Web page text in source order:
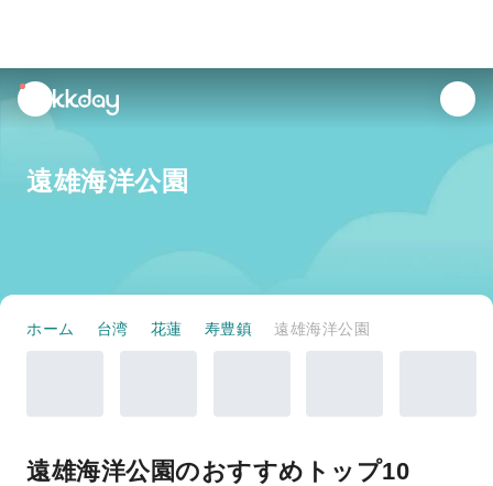
unread
notifications
遠雄海洋公園
ホーム 台湾 花蓮 寿豊鎮 遠雄海洋公園
遠雄海洋公園のおすすめトップ10